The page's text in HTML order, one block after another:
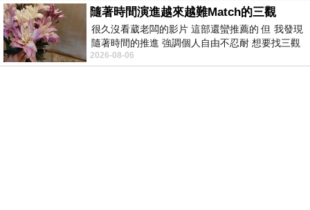
隨著時間演進越來越難Match的三觀
很久沒看葳老闆的影片 這部還蠻推薦的 但 我發現
隨著時間的推進 強調個人自由不忍耐 想要找三觀
接近的不要說對象 連朋友都超
2026-08-06